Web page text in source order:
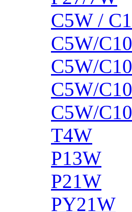
C5W /
C5W/
C5W/
C5W/
C5W/
T4W
P13W
P21W
PY21W